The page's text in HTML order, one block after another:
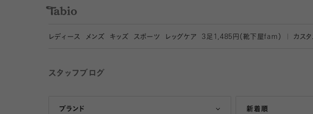
レディース メンズ キッズ スポーツ レッグケア 3 足1,485円（靴下屋fam） カス
スタッフブログ
ブランド
Tabio 新着順
人気ランキング順